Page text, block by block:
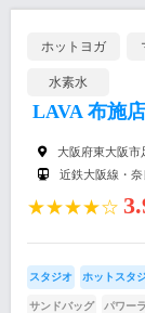
ホットヨガ
水素水
LAVA 布施店
大阪府東大阪市
近鉄大阪線・
★★★★☆
スタジオ ホットスタ
サンドバッグ パワー